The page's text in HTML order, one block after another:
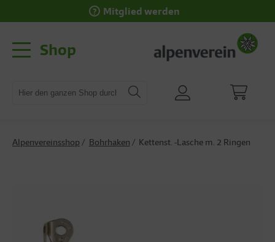
Mitglied werden
Shop
Alpenvereinsshop Bohrhaken Kettenst. -Lasche m. 2 Ringen